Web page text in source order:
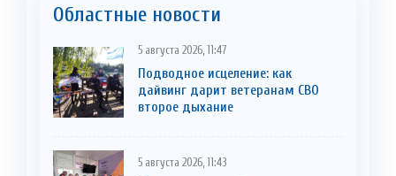
Областные новости
5 августа 2026, 11:47
Подводное исцеление: как
дайвинг дарит ветеранам СВО
второе дыхание
5 августа 2026, 11:43